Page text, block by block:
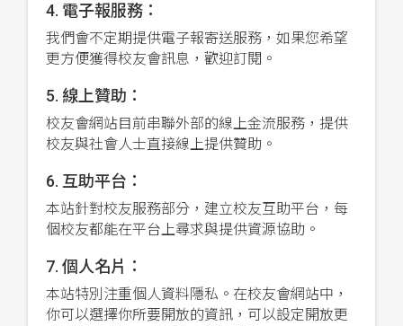
4. 電子報服務：
我們會不定期提供電子報寄送服務，如果您希望
更方便獲得校友會訊息，歡迎訂閱。
5. 線上贊助：
校友會網站目前串聯外部的線上金流服務，提供
校友與社會人士直接線上提供贊助。
6. 互助平台：
本站針對校友服務部分，建立校友互助平台，每
個校友都能在平台上尋求與提供資源協助。
7. 個人名片：
本站特別注重個人資料隱私。在校友會網站中，
你可以選擇你所要開放的資訊，可以設定開放更